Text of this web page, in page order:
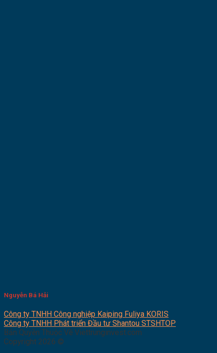
Nguyễn Bá Hải
Công ty TNHH Công nghiệp Kaiping Fuliya KORIS
Công ty TNHH Phát triển Đầu tư Shantou STSHTOP
Bản Quyền Thuộc Về Viettrunginvest.com
Copyright 2026 ©